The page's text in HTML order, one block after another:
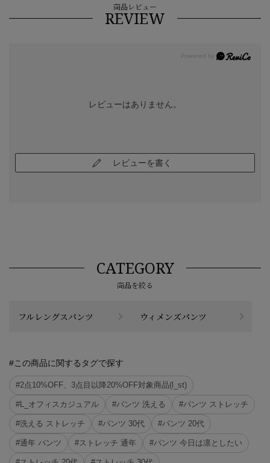
商品レビュー
REVIEW
レビューはありません。
レビューを書く
CATEGORY
商品を絞る
フルレングスパンツ ウィメンズパンツ
#この商品に関するタグで探す
#2点10%OFF、3点目以降20%OFF対象商品(l_st)
#L_オフィスカジュアル #パンツ 洗える #パンツ ストレッチ
#洗える ストレッチ #パンツ 30代 #パンツ 20代
#通年 パンツ #ストレッチ 通年 #パンツ 今日は凛としたい